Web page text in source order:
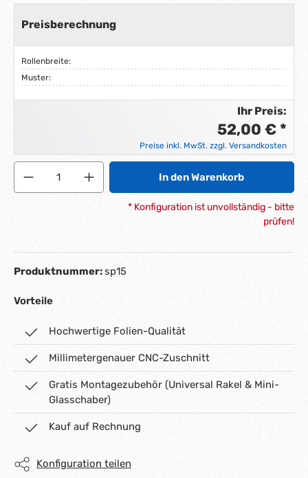
Preisberechnung
Rollenbreite:
Muster:
Ihr Preis:
52,00 € *
Preise inkl. MwSt. zzgl. Versandkosten
Produkt Anzahl: Gib den gewünschten Wert ein
In den Warenkorb
* Konfiguration ist unvollständig - bitte
prüfen!
Produktnummer:sp15
Vorteile
Hochwertige Folien-Qualität
Millimetergenauer CNC-Zuschnitt
Gratis Montagezubehör (Universal Rakel & Mini-
Glasschaber)
Kauf auf Rechnung
Konfiguration teilen